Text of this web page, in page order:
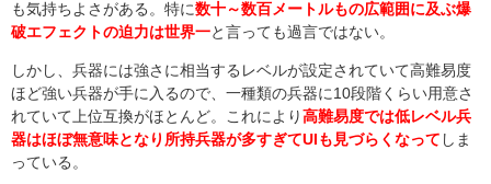
も気持ちよさがある。特に数十～数百メートルもの広範囲に及ぶ爆
破エフェクトの迫力は世界一と言っても過言ではない。
しかし、兵器には強さに相当するレベルが設定されていて高難易度
ほど強い兵器が手に入るので、一種類の兵器に10段階くらい用意さ
れていて上位互換がほとんど。これにより 高難易度では低レベル兵
器はほぼ無意味となり所持兵器が多すぎてUIも見づらくなって しま
っている。